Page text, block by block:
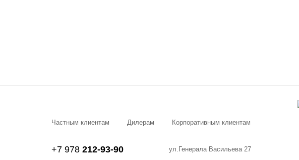
Частным клиентам Дилерам Корпоративным клиентам
+7 978 212-93-90
ул.Генерала Васильева 27